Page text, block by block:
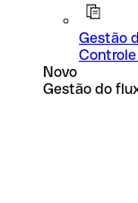
Gestão
Novo
Gestão do